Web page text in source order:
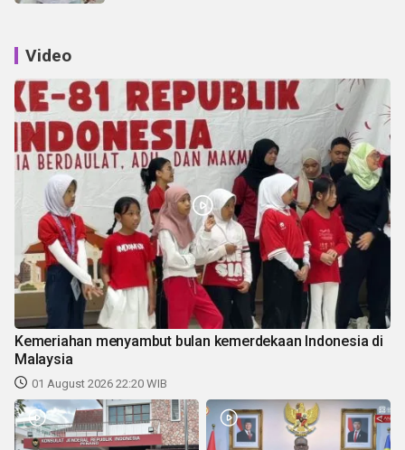
Video
Kemeriahan menyambut bulan kemerdekaan Indonesia di
Malaysia
01 August 2026 22:20 WIB